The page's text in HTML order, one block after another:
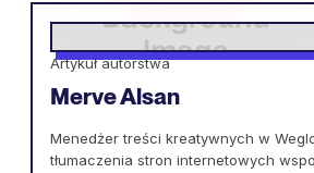
Artykuł autorstwa
Merve Alsan
Menedżer treści kreatywnych w
tłumaczenia stron internetowych